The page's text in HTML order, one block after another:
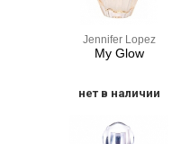
Jennifer Lopez
My Glow
нет в наличии